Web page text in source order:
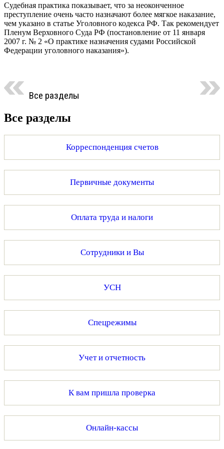
Судебная практика показывает, что за неоконченное
преступление очень часто назначают более мягкое наказание,
чем указано в статье Уголовного кодекса РФ. Так рекомендует
Пленум Верховного Суда РФ (постановление от 11 января
2007 г. № 2 «О практике назначения судами Российской
Федерации уголовного наказания»).
Все разделы
Все разделы
Корреспонденция счетов
Первичные документы
Оплата труда и налоги
Сотрудники и Вы
УСН
Спецрежимы
Учет и отчетность
К вам пришла проверка
Онлайн-кассы